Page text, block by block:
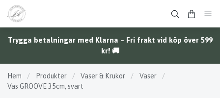
Trygga betalningar med Klarna – Fri frakt vid köp över 599
kr! 🚚
Hem / Produkter / Vaser & Krukor / Vaser
/
Vas GROOVE 35cm, svart